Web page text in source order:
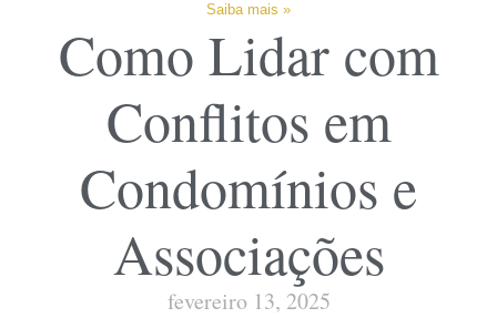
Saiba mais »
Como Lidar com
Conflitos em
Condomínios e
Associações
fevereiro 13, 2025